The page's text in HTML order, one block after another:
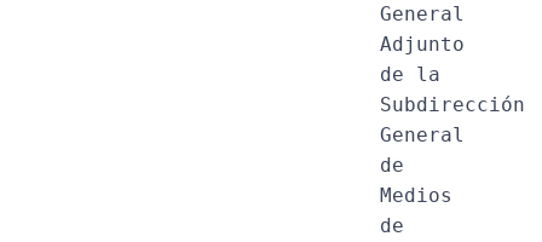
General
Adjunto
de la
Subdirección
General
de
Medios
de